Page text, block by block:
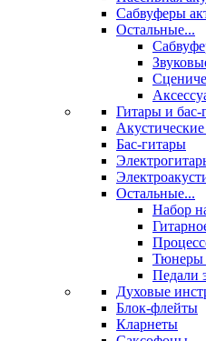
Сабвуферы
Остальные...
Гитары и бас-
Бас-гитары
Остальные...
Набор
Тюнеры
Педали
Духовые
Блок-флейты
Кларнеты